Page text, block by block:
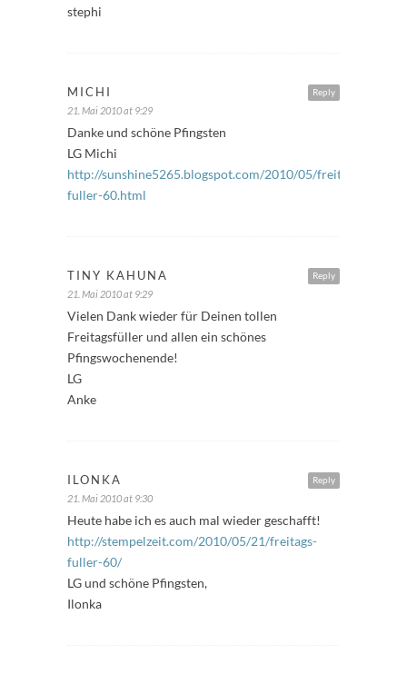
stephi
Reply
MICHI
21. Mai 2010 at 9:29
Danke und schöne Pfingsten
LG Michi
http://sunshine5265.blogspot.com/2010/05/freitags-
fuller-60.html
Reply
TINY KAHUNA
21. Mai 2010 at 9:29
Vielen Dank wieder für Deinen tollen
Freitagsfüller und allen ein schönes
Pfingswochenende!
LG
Anke
Reply
ILONKA
21. Mai 2010 at 9:30
Heute habe ich es auch mal wieder geschafft!
http://stempelzeit.com/2010/05/21/freitags-
fuller-60/
LG und schöne Pfingsten,
Ilonka